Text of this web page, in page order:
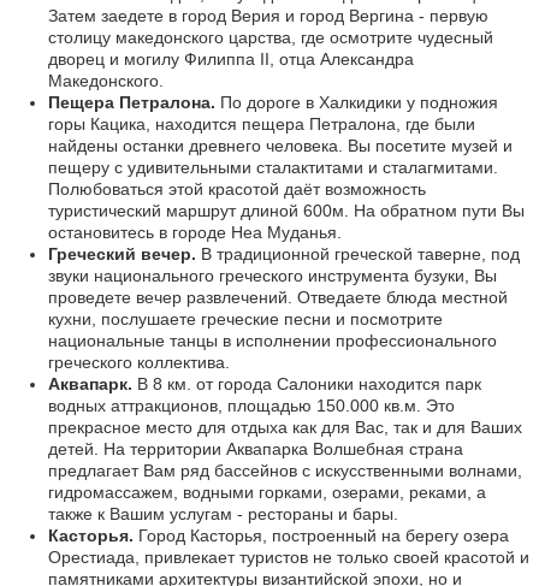
Затем заедете в город Верия и город Вергина - первую
столицу македонского царства, где осмотрите чудесный
дворец и могилу Филиппа II, отца Александра
Македонского.
Пещера Петралона. По дороге в Халкидики у подножия
горы Кацика, находится пещера Петралона, где были
найдены останки древнего человека. Вы посетите музей и
пещеру с удивительными сталактитами и сталагмитами.
Полюбоваться этой красотой даёт возможность
туристический маршрут длиной 600м. На обратном пути Вы
остановитесь в городе Неа Муданья.
Греческий вечер. В традиционной греческой таверне, под
звуки национального греческого инструмента бузуки, Вы
проведете вечер развлечений. Отведаете блюда местной
кухни, послушаете греческие песни и посмотрите
национальные танцы в исполнении профессионального
греческого коллектива.
Аквапарк. В 8 км. от города Салоники находится парк
водных аттракционов, площадью 150.000 кв.м. Это
прекрасное место для отдыха как для Вас, так и для Ваших
детей. На территории Аквапарка Волшебная страна
предлагает Вам ряд бассейнов с искусственными волнами,
гидромассажем, водными горками, озерами, реками, а
также к Вашим услугам - рестораны и бары.
Касторья. Город Касторья, построенный на берегу озера
Орестиада, привлекает туристов не только своей красотой и
памятниками архитектуры византийской эпохи, но и